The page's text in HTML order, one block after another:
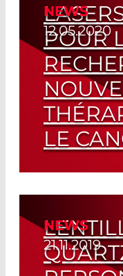
Read More
NEWS
12.05.2020
POUR
LE
Grands
NEWS
21.11.2019